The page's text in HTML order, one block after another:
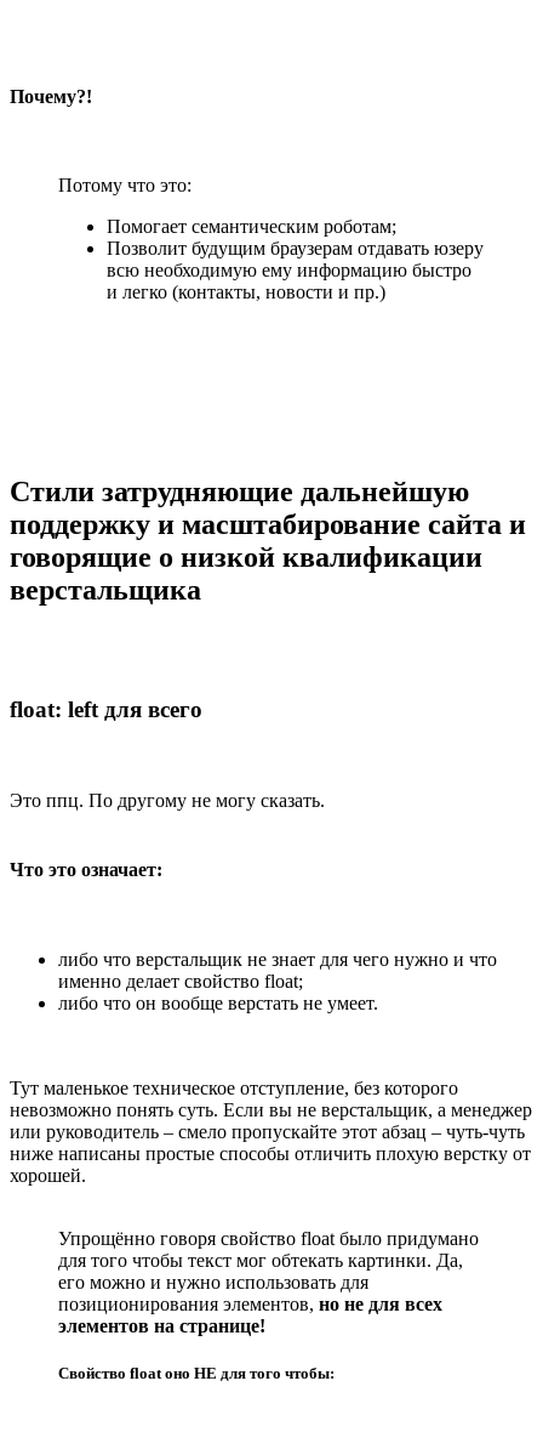
Почему?!
Потому что это:
Помогает семантическим роботам;
Позволит будущим браузерам отдавать юзеру
всю необходимую ему информацию быстро
и легко (контакты, новости и пр.)
Стили затрудняющие дальнейшую
поддержку и масштабирование сайта и
говорящие о низкой квалификации
верстальщика
float: left для всего
Это ппц. По другому не могу сказать.
Что это означает:
либо что верстальщик не знает для чего нужно и что
именно делает свойство float;
либо что он вообще верстать не умеет.
Тут маленькое техническое отступление, без которого
невозможно понять суть. Если вы не верстальщик, а менеджер
или руководитель – смело пропускайте этот абзац – чуть-чуть
ниже написаны простые способы отличить плохую верстку от
хорошей.
Упрощённо говоря свойство float было придумано
для того чтобы текст мог обтекать картинки. Да,
его можно и нужно использовать для
позиционирования элементов, но не для всех
элементов на странице!
Свойство float оно НЕ для того чтобы: